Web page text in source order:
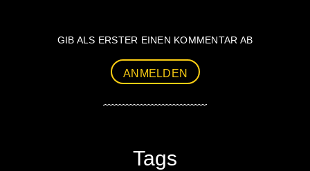
GIB ALS ERSTER EINEN KOMMENTAR AB
ANMELDEN
Tags